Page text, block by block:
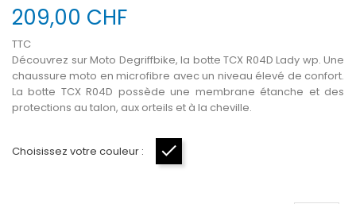
209,00 CHF
TTC
Découvrez sur Moto Degriffbike, la botte TCX R04D Lady wp. Une
chaussure moto en microfibre avec un niveau élevé de confort.
La botte TCX R04D possède une membrane étanche et des
protections au talon, aux orteils et à la cheville.
Choisissez votre couleur :